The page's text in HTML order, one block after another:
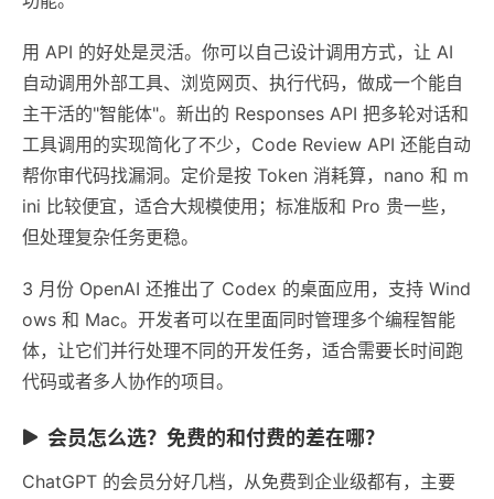
用 API 的好处是灵活。你可以自己设计调用方式，让 AI
自动调用外部工具、浏览网页、执行代码，做成一个能自
主干活的"智能体"。新出的 Responses API 把多轮对话和
工具调用的实现简化了不少，Code Review API 还能自动
帮你审代码找漏洞。定价是按 Token 消耗算，nano 和 m
ini 比较便宜，适合大规模使用；标准版和 Pro 贵一些，
但处理复杂任务更稳。
3 月份 OpenAI 还推出了 Codex 的桌面应用，支持 Wind
ows 和 Mac。开发者可以在里面同时管理多个编程智能
体，让它们并行处理不同的开发任务，适合需要长时间跑
代码或者多人协作的项目。
会员怎么选？免费的和付费的差在哪？
ChatGPT 的会员分好几档，从免费到企业级都有，主要